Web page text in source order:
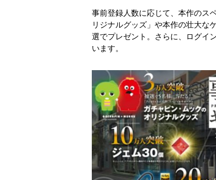
事前登録人数に応じて、本作のス
リジナルグッズ」や本作の壮大な
選でプレゼント。さらに、ログイ
います。